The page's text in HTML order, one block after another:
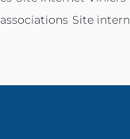
Site